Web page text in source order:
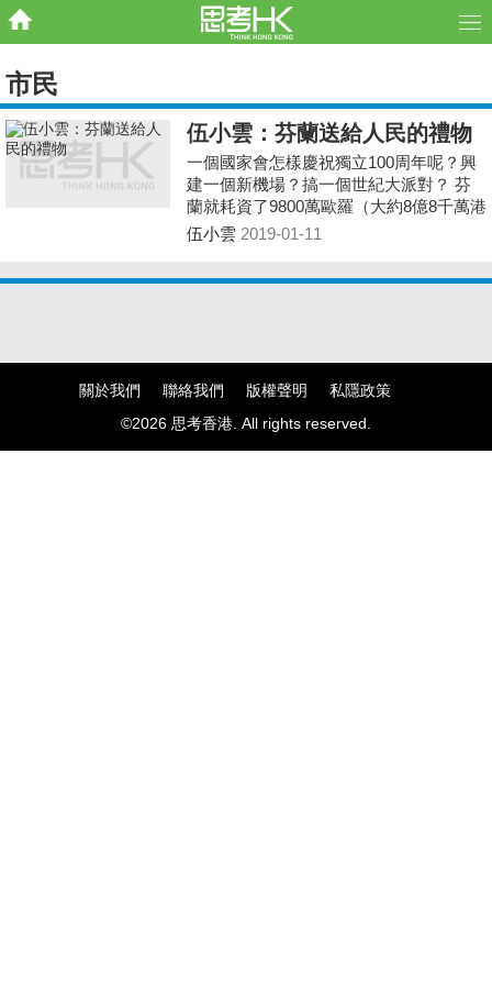
市民
伍小雲：芬蘭送給人民的禮物
一個國家會怎樣慶祝獨立100周年呢？興
建一個新機場？搞一個世紀大派對？ 芬
蘭就耗資了9800萬歐羅（大約8億8千萬港
元），建造一個中央圖書館送給市民。
伍小雲 2019-01-11
關於我們 聯絡我們 版權聲明
私隱政策
©2026 思考香港. All rights reserved.